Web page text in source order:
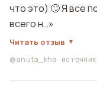
что это) 🙄 Я все
всего н…»
Читать отзыв
@anuta_kha · источник